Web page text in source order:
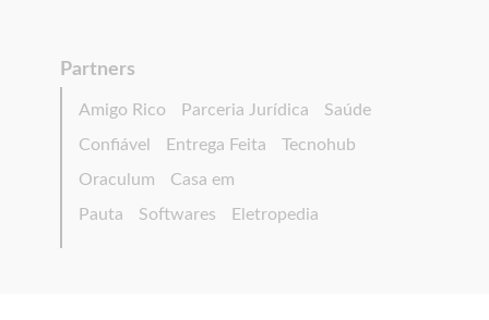
Partners
Amigo Rico Parceria Jurídica
Saúde
Confiável
Entrega Feita
Tecnohub
Oraculum
Casa em
Pauta
Softwares Eletropedia